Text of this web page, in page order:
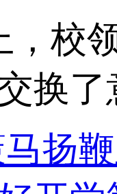
，校
换
扬